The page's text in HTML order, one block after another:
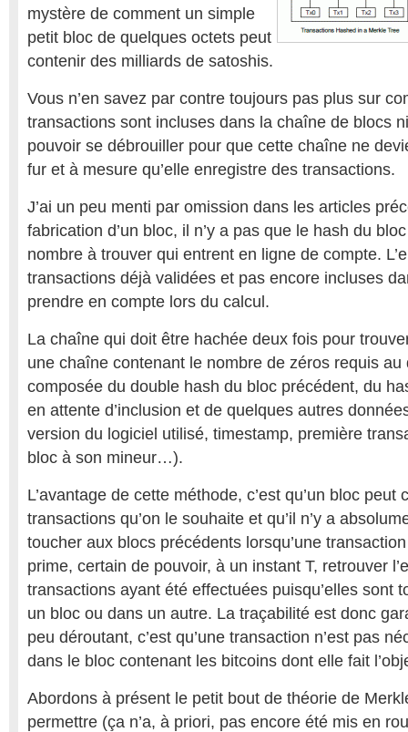
mystère de comment un simple
petit bloc de quelques octets peut
contenir des milliards de satoshis.
Vous n’en savez par contre toujours pas plus sur
transactions sont incluses dans la chaîne de blocs
pouvoir se débrouiller pour que cette chaîne ne
fur et à mesure qu’elle enregistre des transactions.
J’ai un peu menti par omission dans les articles
fabrication d’un bloc, il n’y a pas que le hash du
nombre à trouver qui entrent en ligne de compte.
transactions déjà validées et pas encore incluses
prendre en compte lors du calcul.
La chaîne qui doit être hachée deux fois pour
une chaîne contenant le nombre de zéros requis au
composée du double hash du bloc précédent, du
en attente d’inclusion et de quelques autres
version du logiciel utilisé, timestamp, première
bloc à son mineur…).
L’avantage de cette méthode, c’est qu’un bloc peut
transactions qu’on le souhaite et qu’il n’y a
toucher aux blocs précédents lorsqu’une
prime, certain de pouvoir, à un instant T, retrouver
transactions ayant été effectuées puisqu’elles sont
un bloc ou dans un autre. La traçabilité est donc
peu déroutant, c’est qu’une transaction n’est pas
dans le bloc contenant les bitcoins dont elle fait
Abordons à présent le petit bout de théorie de
permettre (ça n’a, à priori, pas encore été mis en